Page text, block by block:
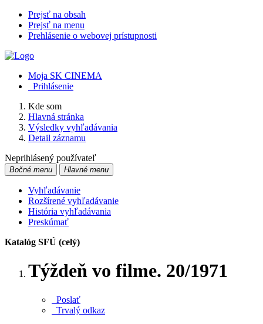
Prejsť na obsah
Prejsť na menu
Prehlásenie o webovej prístupnosti
Moja SK CINEMA
Prihlásenie
Kde som
Hlavná stránka
Výsledky vyhľadávania
Detail záznamu
Neprihlásený používateľ
Bočné menu Hlavné menu
Vyhľadávanie
Rozšírené vyhľadávanie
História vyhľadávania
Preskúmať
Katalóg SFÚ (celý)
Týždeň vo filme. 20/1971
Poslať
Trvalý odkaz